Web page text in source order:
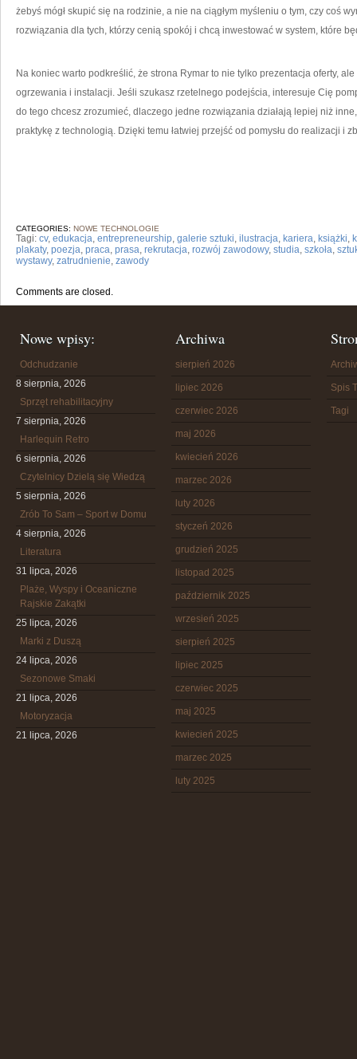
żebyś mógł skupić się na rodzinie, a nie na ciągłym myśleniu o tym, czy coś
rozwiązania dla tych, którzy cenią spokój i chcą inwestować w system, które
Na koniec warto podkreślić, że strona Rymar to nie tylko prezentacja oferty,
ogrzewania i instalacji. Jeśli szukasz rzetelnego podejścia, interesuje Cię
do tego chcesz zrozumieć, dlaczego jedne rozwiązania działają lepiej niż
praktykę z technologią. Dzięki temu łatwiej przejść od pomysłu do realizacji i
CATEGORIES: NOWE TECHNOLOGIE
Tagi: cv, edukacja, entrepreneurship, galerie sztuki, ilustracja, kariera, książki,
plakaty, poezja, praca, prasa, rekrutacja, rozwój zawodowy, studia, szkoła,
wystawy, zatrudnienie, zawody
Comments are closed.
Nowe wpisy:
Odchudzanie
8 sierpnia, 2026
Sprzęt rehabilitacyjny
7 sierpnia, 2026
Harlequin Retro
6 sierpnia, 2026
Czytelnicy Dzielą się Wiedzą
5 sierpnia, 2026
Zrób To Sam – Sport w Domu
4 sierpnia, 2026
Literatura
31 lipca, 2026
Plaże, Wyspy i Oceaniczne
Rajskie Zakątki
25 lipca, 2026
Marki z Duszą
24 lipca, 2026
Sezonowe Smaki
21 lipca, 2026
Motoryzacja
21 lipca, 2026
Archiwa
sierpień 2026
lipiec 2026
czerwiec 2026
maj 2026
kwiecień 2026
marzec 2026
luty 2026
styczeń 2026
grudzień 2025
listopad 2025
październik 2025
wrzesień 2025
sierpień 2025
lipiec 2025
czerwiec 2025
maj 2025
kwiecień 2025
marzec 2025
luty 2025
Spis
Tagi